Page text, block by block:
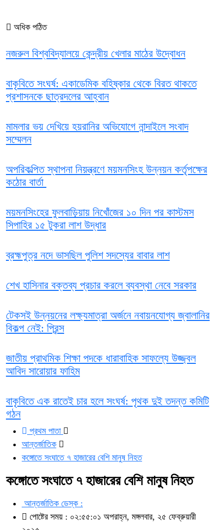
প্রথম পাতা
আন্তর্জাতিক
কঙ্গোতে সংঘাতে ৭ হাজারের বেশি মানুষ নিহত
কঙ্গোতে সংঘাতে ৭ হাজারের বেশি মানুষ নিহত
আন্তর্জাতিক ডেস্ক :
পোষ্টের সময় : ০২:৫৫:০১ অপরাহ্ন, মঙ্গলবার, ২৫ ফেব্রুয়ারী
অধিক পঠিত
নজরুল বিশ্ববিদ্যালয়ে কেন্দ্রীয় খেলার মাঠের উদ্বোধন
বাকৃবিতে সংঘর্ষ: একাডেমিক বহিষ্কার থেকে বিরত থাকতে
প্রশাসনকে ছাত্রদলের আহ্বান
মামলার ভয় দেখিয়ে হয়রানির অভিযোগে নান্দাইলে সংবাদ
সম্মেলন
অপরিকল্পিত স্থাপনা নিয়ন্ত্রণে ময়মনসিংহ উন্নয়ন কর্তৃপক্ষের
কঠোর বার্তা
ময়মনসিংহের ফুলবাড়িয়ায় নিখোঁজের ১০ দিন পর কাস্টমস
সিপাহির ১৫ টুকরা লাশ উদ্ধার
ব্রহ্মপুত্র নদে ভাসছিল পুলিশ সদস্যের বাবার লাশ
শেখ হাসিনার বক্তব্য প্রচার করলে ব্যবস্থা নেবে সরকার
টেকসই উন্নয়নের লক্ষ্যমাত্রা অর্জনে নবায়নযোগ্য জ্বালানির
বিকল্প নেই: প্রিন্স
জাতীয় প্রাথমিক শিক্ষা পদকে ধারাবাহিক সাফল্যে উজ্জ্বল
আবিদ সারোয়ার ফাহিম
বাকৃবিতে এক রাতেই চার হলে সংঘর্ষ: পৃথক দুই তদন্ত কমিটি
গঠন